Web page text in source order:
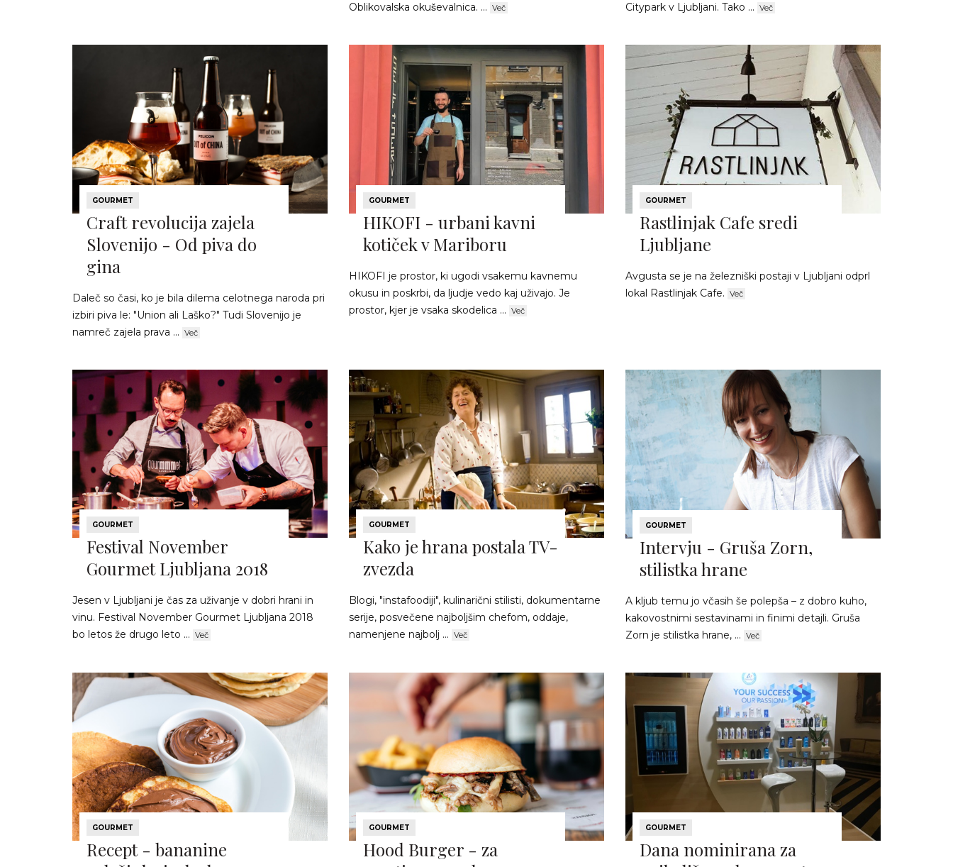
Oblikovalska okuševalnica. ... Več
Citypark v Ljubljani. Tako ... Več
GOURMET
Craft revolucija zajela
Slovenijo - Od piva do
gina
Daleč so časi, ko je bila dilema celotnega naroda pri
izbiri piva le: "Union ali Laško?" Tudi Slovenijo je
namreč zajela prava ... Več
GOURMET
HIKOFI - urbani kavni
kotiček v Mariboru
HIKOFI je prostor, ki ugodi vsakemu kavnemu
okusu in poskrbi, da ljudje vedo kaj uživajo. Je
prostor, kjer je vsaka skodelica ... Več
GOURMET
Rastlinjak Cafe sredi
Ljubljane
Avgusta se je na železniški postaji v Ljubljani odprl
lokal Rastlinjak Cafe. Več
GOURMET
Festival November
Gourmet Ljubljana 2018
Jesen v Ljubljani je čas za uživanje v dobri hrani in
vinu. Festival November Gourmet Ljubljana 2018
bo letos že drugo leto ... Več
GOURMET
Kako je hrana postala TV-
zvezda
Blogi, "instafoodiji", kulinarični stilisti, dokumentarne
serije, posvečene najboljšim chefom, oddaje,
namenjene najbolj ... Več
GOURMET
Intervju - Gruša Zorn,
stilistka hrane
A kljub temu jo včasih še polepša – z dobro kuho,
kakovostnimi sestavinami in finimi detajli. Gruša
Zorn je stilistka hrane, ... Več
GOURMET
Recept - bananine
GOURMET
Hood Burger - za
GOURMET
Dana nominirana za